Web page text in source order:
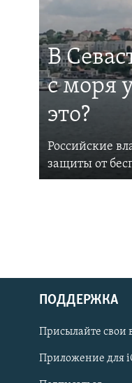
Українською
Qırımtatar
В
с моря
это?
Российские
защиты от
ПОДДЕРЖКА
Присылайте свои
Приложение для